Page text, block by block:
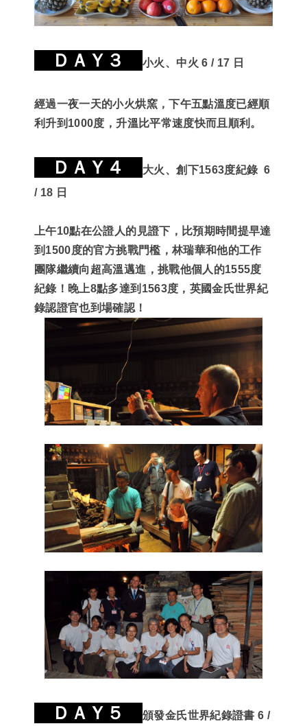
ＤＡＹ３ 小火、中火 6 / 17 日
經過一夜一天的小火烘窯，下午五點溫度已經順
利升到1000度，升溫比平常速度快而且順利。
ＤＡＹ４
大火、創下1563度紀錄 6
/ 18 日
上午10點在公證人的見證下，比預期時間提早達
到1500度的官方挑戰門檻，林瑞華和他的工作
團隊繼續向超高溫邁進，挑戰他個人的1555度
紀錄！晚上8點多達到1563度，英國金氏世界紀
錄認證官也到場確認！
ＤＡＹ５
頒發金氏世界紀錄證書 6 /